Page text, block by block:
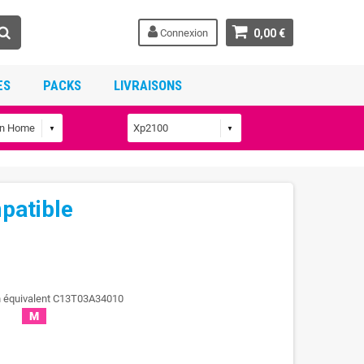
0,00 €
Connexion
PACKS LIVRAISONS
C13T03A34010